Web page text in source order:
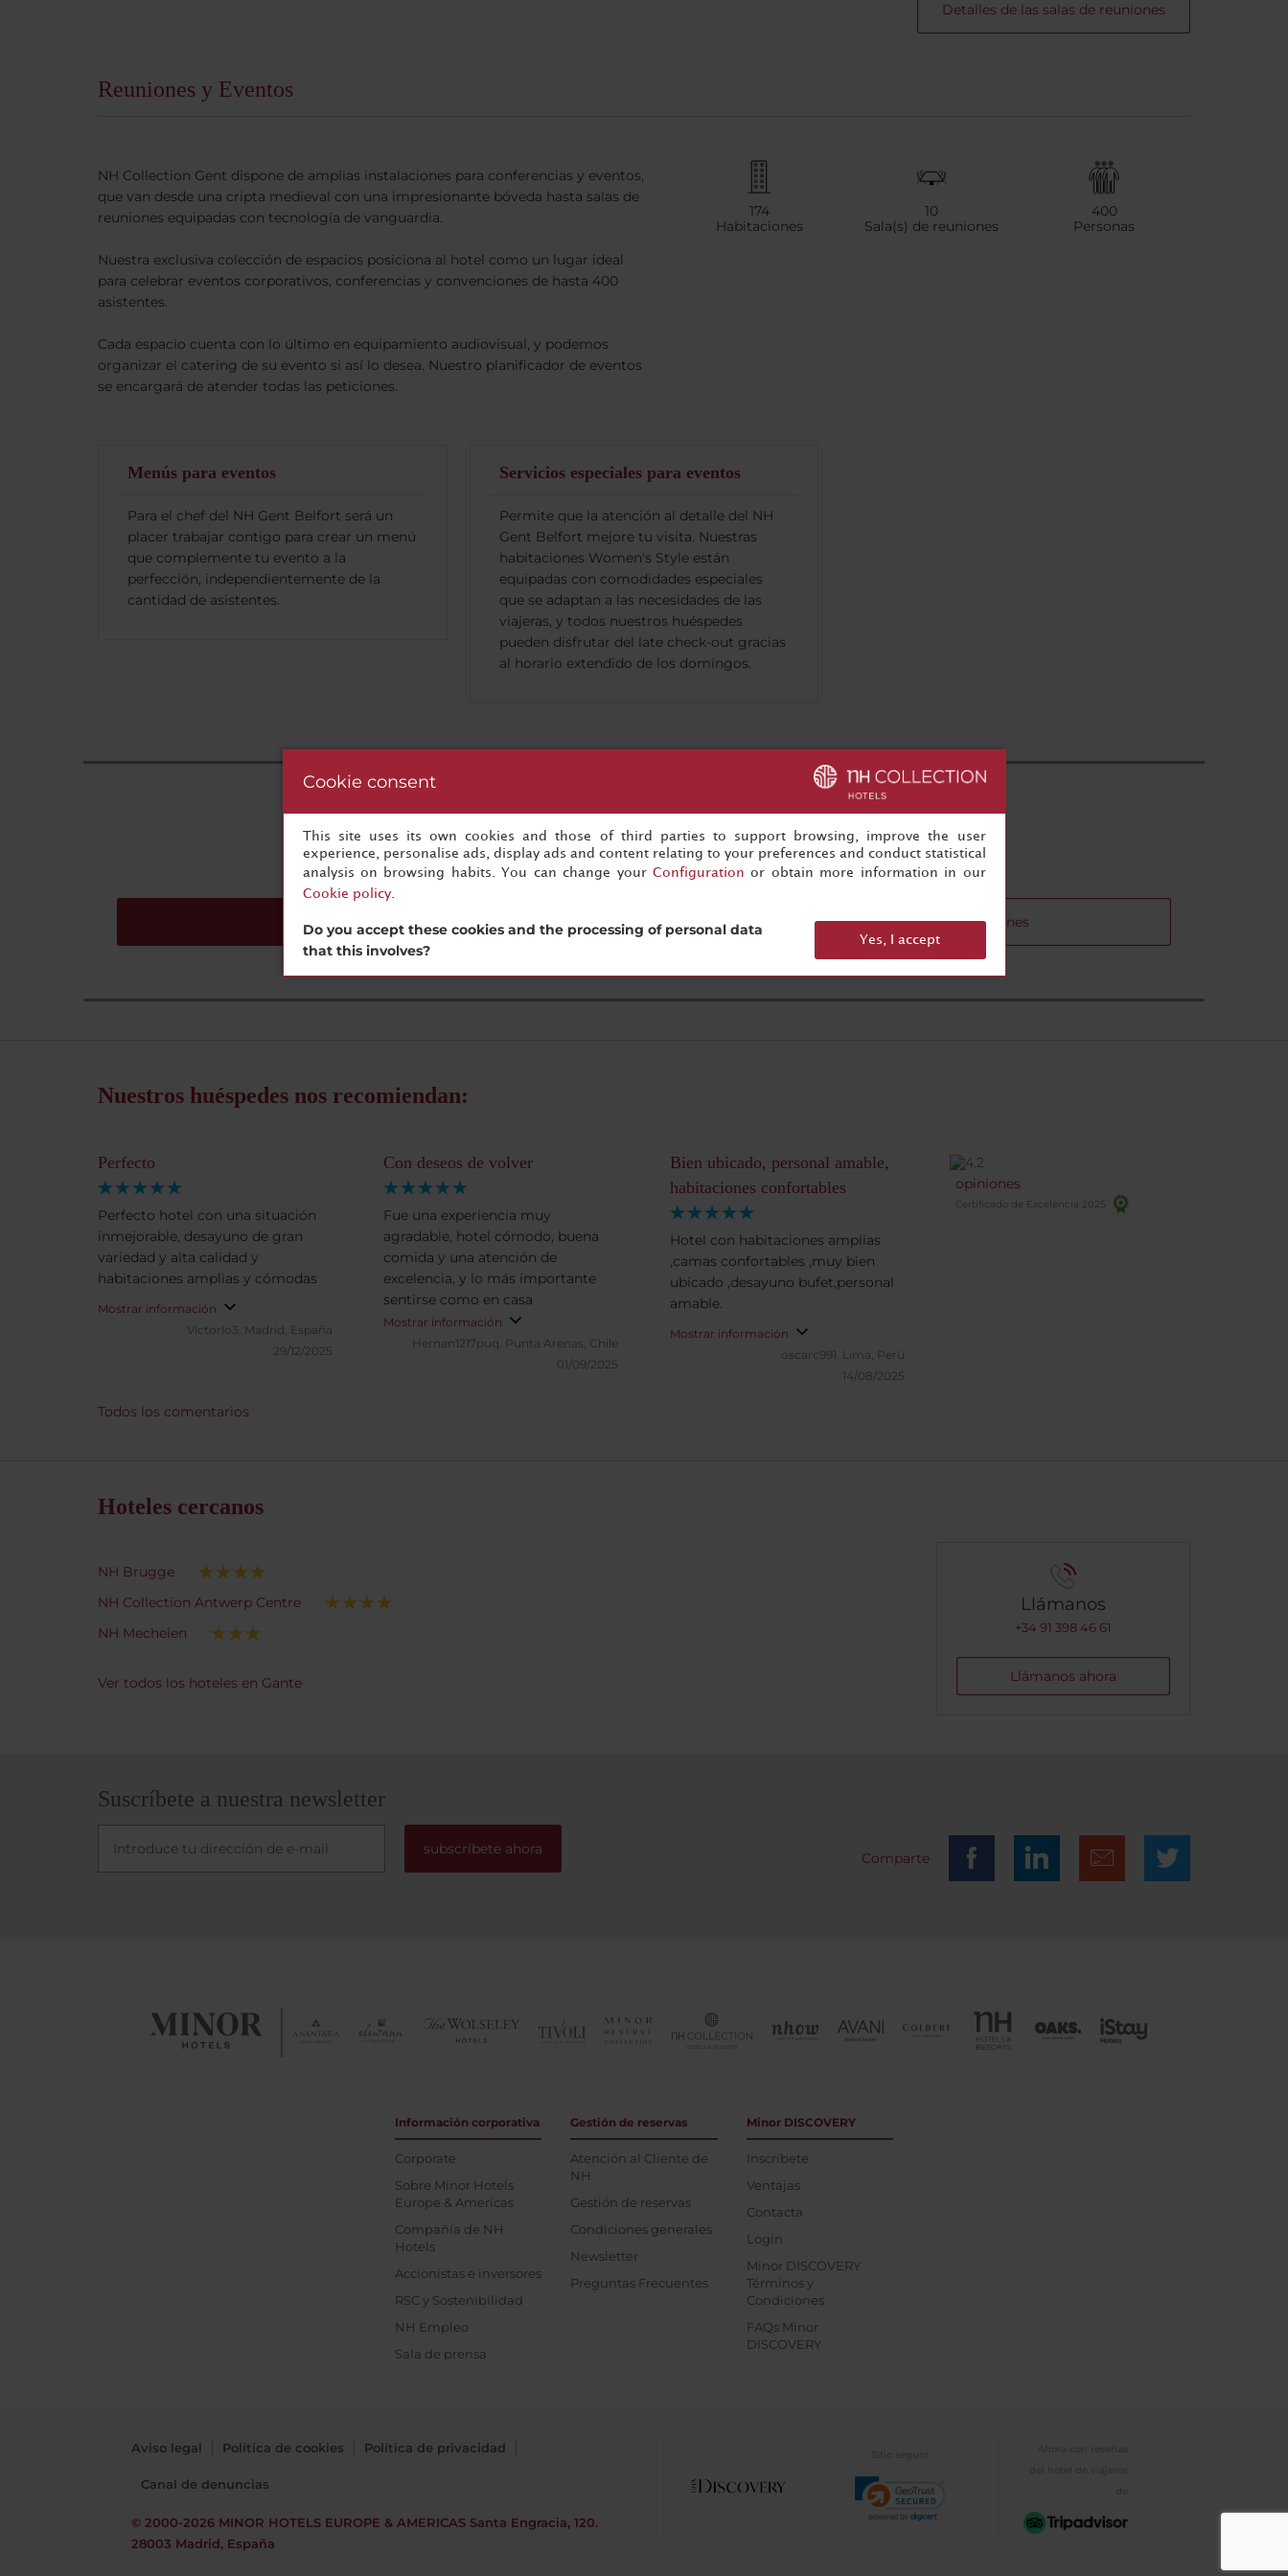
Detalles de las salas de reuniones
Reuniones y Eventos
NH Collection Gent dispone de amplias instalaciones para conferencias y eventos,
que van desde una cripta medieval con una impresionante bóveda hasta salas de
reuniones equipadas con tecnología de vanguardia.
Nuestra exclusiva colección de espacios posiciona al hotel como un lugar ideal
para celebrar eventos corporativos, conferencias y convenciones de hasta 400
asistentes.
Cada espacio cuenta con lo último en equipamiento audiovisual, y podemos
organizar el catering de su evento si así lo desea. Nuestro planificador de eventos
se encargará de atender todas las peticiones.
174
Habitaciones
10
Sala(s) de reuniones
400
Personas
Menús para eventos
Para el chef del NH Gent Belfort será un
placer trabajar contigo para crear un menú
que complemente tu evento a la
perfección, independientemente de la
cantidad de asistentes.
Servicios especiales para eventos
Permite que la atención al detalle del NH
Gent Belfort mejore tu visita. Nuestras
habitaciones Women's Style están
equipadas con comodidades especiales
que se adaptan a las necesidades de las
viajeras, y todos nuestros huéspedes
pueden disfrutar del late check-out gracias
al horario extendido de los domingos.
Tu evento está a un click de ser reservado
¡Empezar a organizar ahora!
Solicitar presupuesto Detalles de las salas de reuniones
Nuestros huéspedes nos recomiendan:
Perfecto
Perfecto hotel con una situación
inmejorable, desayuno de gran
variedad y alta calidad y
habitaciones amplias y cómodas
Mostrar información
Victorlo3. Madrid, España
29/12/2025
Con deseos de volver
Fue una experiencia muy
agradable, hotel cómodo, buena
comida y una atención de
excelencia, y lo más importante
sentirse como en casa
Mostrar información
Hernan1217puq.
Punta Arenas, Chile
01/09/2025
Bien ubicado, personal amable,
habitaciones confortables
Hotel con habitaciones amplias
,camas confortables ,muy bien
ubicado ,desayuno bufet,personal
amable.
Mostrar información
oscarc991. Lima, Perú
14/08/2025
opiniones
Certificado de Excelencia 2025
Todos los comentarios
Hoteles cercanos
NH Brugge
NH Collection Antwerp Centre
NH Mechelen
Ver todos los hoteles en Gante
Llámanos
+34 91 398 46 61
Llámanos ahora
Suscríbete a nuestra newsletter
subscríbete ahora
Comparte
Información corporativa
Corporate
Sobre Minor Hotels
Europe & Americas
Compañía de NH
Hotels
Accionistas e inversores
RSC y Sostenibilidad
NH Empleo
Sala de prensa
Gestión de reservas
Atención al Cliente de
NH
Gestión de reservas
Condiciones generales
Newsletter
Preguntas Frecuentes
Minor DISCOVERY
Inscríbete
Ventajas
Contacta
Login
Minor DISCOVERY
Términos y
Condiciones
FAQs Minor
DISCOVERY
Aviso legal Política de cookies Política de privacidad
Canal de denuncias
© 2000-2026 MINOR HOTELS EUROPE & AMERICAS Santa Engracia, 120.
28003 Madrid, España
Cookie consent
This site uses its own cookies and those of third parties to support browsing, improve the user
experience, personalise ads, display ads and content relating to your preferences and conduct statistical
analysis on browsing habits. You can change your Configuration or obtain more information in our
Cookie policy.
Do you accept these cookies and the processing of personal data
that this involves?
Yes, I accept